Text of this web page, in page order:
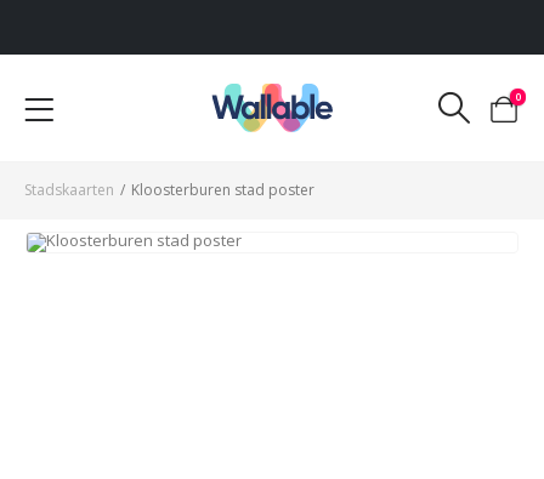
Voor 12:00 uur besteld, dezelfde werkdag verzonden
0
Stadskaarten / Kloosterburen stad poster